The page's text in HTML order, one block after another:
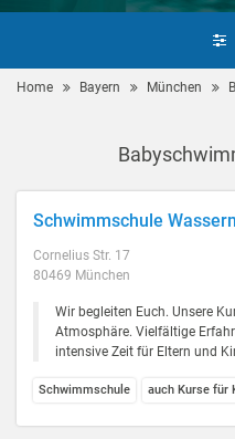
Home Bayern München
Schwimmschule
Cornelius Str. 17
80469 München
Wir begleiten Euch. Unsere
Atmosphäre. Vielfältige
intensive Zeit für Eltern und
Schwimmschule auch Kurse für